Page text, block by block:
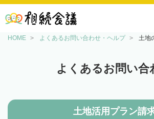
HOME よくあるお問い合わせ・ヘルプ 土地
よくあるお問い合
土地活用プラン請